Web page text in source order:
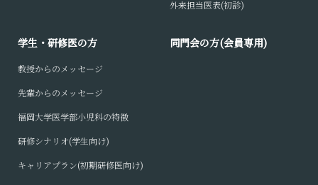
外来担当医表(初診)
学生・研修医の方
教授からのメッセージ
先輩からのメッセージ
福岡大学医学部小児科の特徴
研修シナリオ(学生向け)
キャリアプラン(初期研修医向け)
同門会の方(会員専用)